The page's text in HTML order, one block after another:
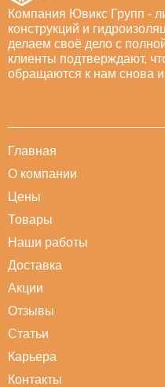
Компания Ювикс Групп -
конструкций и
делаем своё дело с
клиенты подтверждают,
обращаются к нам снова
Главная
О компании
Цены
Товары
Наши работы
Доставка
Акции
Отзывы
Статьи
Карьера
Контакты